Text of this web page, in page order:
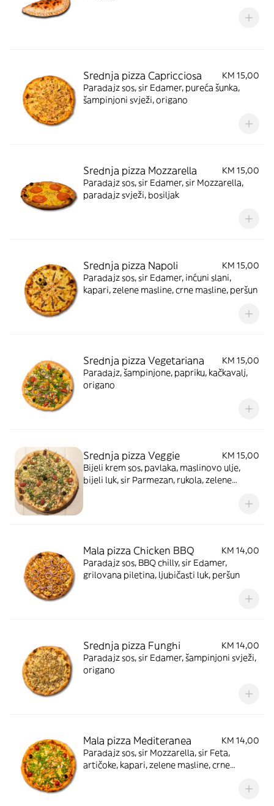
Srednja pizza Capricciosa
KM 15,00
Paradajz sos, sir Edamer, pureća šunka,
šampinjoni svježi, origano
Srednja pizza Mozzarella
KM 15,00
Paradajz sos, sir Edamer, sir Mozzarella,
paradajz svježi, bosiljak
Srednja pizza Napoli
KM 15,00
Paradajz sos, sir Edamer, inćuni slani,
kapari, zelene masline, crne masline, peršun
Srednja pizza Vegetariana
KM 15,00
Paradajz, šampinjone, papriku, kačkavalj,
origano
Srednja pizza Veggie
KM 15,00
Bijeli krem sos, pavlaka, maslinovo ulje,
bijeli luk, sir Parmezan, rukola, zelene
Mala pizza Chicken BBQ
KM 14,00
Paradajz sos, BBQ chilly, sir Edamer,
grilovana piletina, ljubičasti luk, peršun
Srednja pizza Funghi
KM 14,00
Paradajz sos, sir Edamer, šampinjoni svježi,
origano
Mala pizza Mediteranea
KM 14,00
Paradajz sos, sir Mozzarella, sir Feta,
artičoke, kapari, zelene masline, crne